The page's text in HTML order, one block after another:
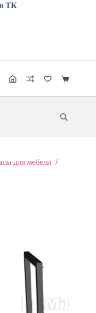
ТК
Корзина
для мебели /